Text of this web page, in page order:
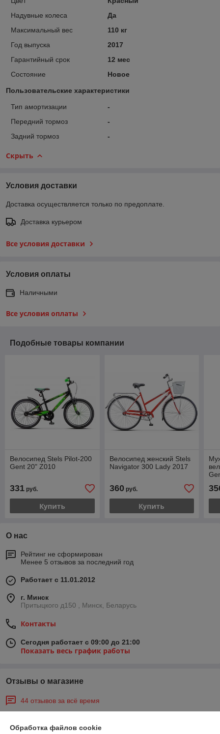
Надувные колеса
Да
Максимальный вес
110 кг
Год выпуска
2017
Гарантийный срок
12 мес
Состояние
Новое
Пользовательские характеристики
Тип амортизации
-
Передний тормоз
-
Задний тормоз
-
Скрыть
Условия доставки
Доставка осуществляется только по предоплате.
Доставка курьером
Все условия доставки
Условия оплаты
Наличными
Все условия оплаты
Подобные товары компании
Велосипед Stels Pilot-200
Gent 20" Z010
331 руб.
Купить
Велосипед женский Stels
Navigator 300 Lady 2017
360руб.
Купить
О нас
Рейтинг не сформирован
Менее 5 отзывов за последний год
Работает с 11.01.2012
г. Минск
Притыцкого д150 , Минск, Беларусь
Контакты
Сегодня работает с 09:00 до 21:00
Показать весь график работы
Отзывы о магазине
44 отзывов за всё время
Обработка файлов cookie